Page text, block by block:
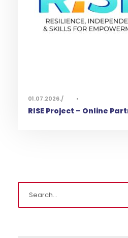
01.07.2026. •
RISE Project – Online